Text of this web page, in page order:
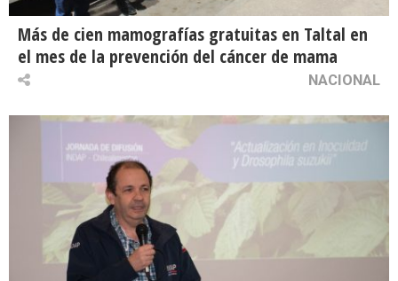
Más de cien mamografías gratuitas en Taltal en
el mes de la prevención del cáncer de mama
NACIONAL